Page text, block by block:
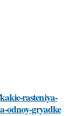
rasteniya-
odnoy-gryadke